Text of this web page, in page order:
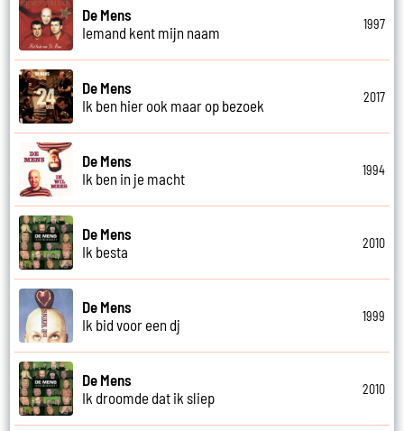
De Mens
Iemand kent mijn naam
1997
De Mens
Ik ben hier ook maar op bezoek
2017
De Mens
Ik ben in je macht
1994
De Mens
Ik besta
2010
De Mens
Ik bid voor een dj
1999
De Mens
Ik droomde dat ik sliep
2010